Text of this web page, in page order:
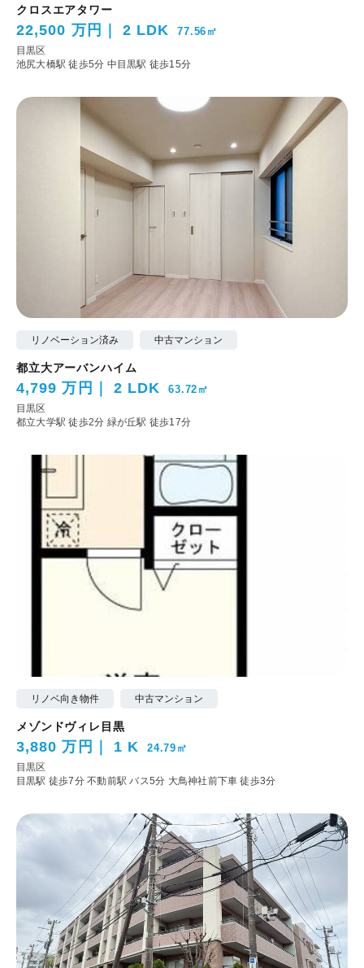
クロスエアタワー
22,500 万円 2 LDK 77.56㎡
目黒区
池尻大橋駅 徒歩5分 中目黒駅 徒歩15分
リノベーション済み 中古マンション
都立大アーバンハイム
4,799 万円 2 LDK 63.72㎡
目黒区
都立大学駅 徒歩2分 緑が丘駅 徒歩17分
リノベ向き物件 中古マンション
メゾンドヴィレ目黒
3,880 万円 1 K 24.79㎡
目黒区
目黒駅 徒歩7分不動前駅 バス5分 大鳥神社前下車 徒歩3分